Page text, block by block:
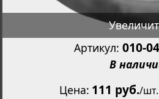
Артикул: 010-
В
Цена 111 руб./шт.